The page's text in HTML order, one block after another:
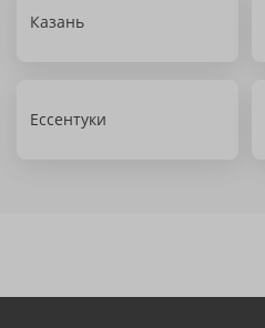
Казань
Ессентуки